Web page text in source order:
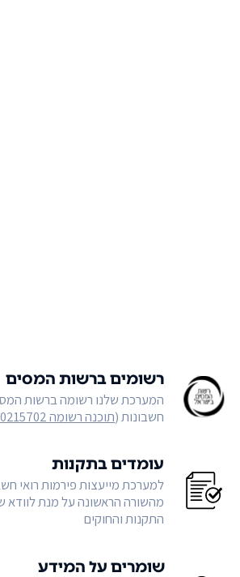
רשומים ברשות המסים
המערכת שלנו רשומה ברשות
חשבונות (תוכנה רשומה 00215702 על פי חוק
עומדים בתקנות
למערכת מייעצות פירמות רואי
מהשורה הראשונה על מנת
התקנות והחוקים
שומרים על המידע